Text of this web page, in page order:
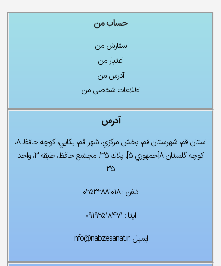
حساب من
سفارش من
اعتبار من
آدرس من
اطلاعات شخصی من
آدرس
استان قم، شهرستان قم، بخش مركزي، شهر قم، بكايي، كوچه حافظ ۸،
كوچه گلستان ۸[جمهوري ۵]، پلاك ۳۵، مجتمع حافظ، طبقه ۳، واحد
۳۵
تلفن : ۰۲۵۳۲۸۸۱۰۱۸
ایتا : ۰۹۱۹۲۵۱۸۴۷۱
ایمیل :info@nabzesanat.ir